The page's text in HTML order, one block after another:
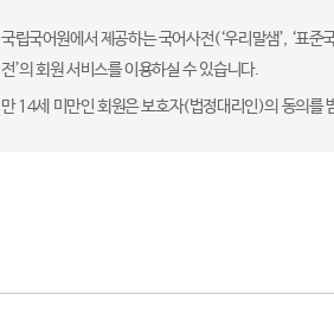
국립국어원에서 제공하는 국어사전(‘우리말샘’, ‘표
전’의 회원 서비스를 이용하실 수 있습니다.
만 14세 미만인 회원은 보호자(법정대리인)의 동의를